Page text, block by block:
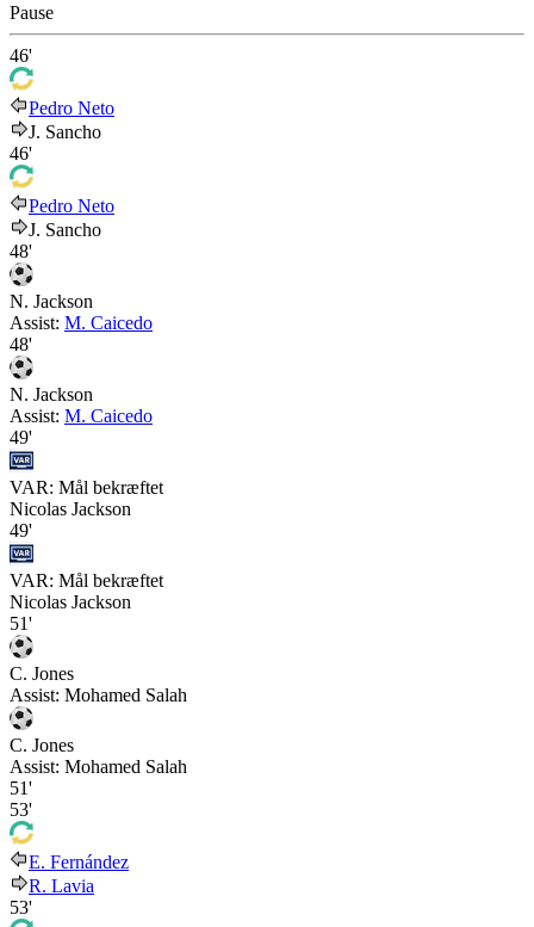
Pause
46'
Pedro Neto
J. Sancho
46'
Pedro Neto
J. Sancho
48'
N. Jackson
Assist: M. Caicedo
48'
N. Jackson
Assist: M. Caicedo
49'
VAR: Mål bekræftet
Nicolas Jackson
49'
VAR: Mål bekræftet
Nicolas Jackson
51'
C. Jones
Assist: Mohamed Salah
C. Jones
Assist: Mohamed Salah
51'
53'
E. Fernández
R. Lavia
53'